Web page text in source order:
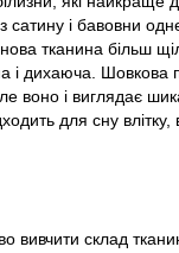
сатину і бавовни
тканина більш
і дихаюча. Шовкова
воно і виглядає
для сну влітку,
вивчити склад